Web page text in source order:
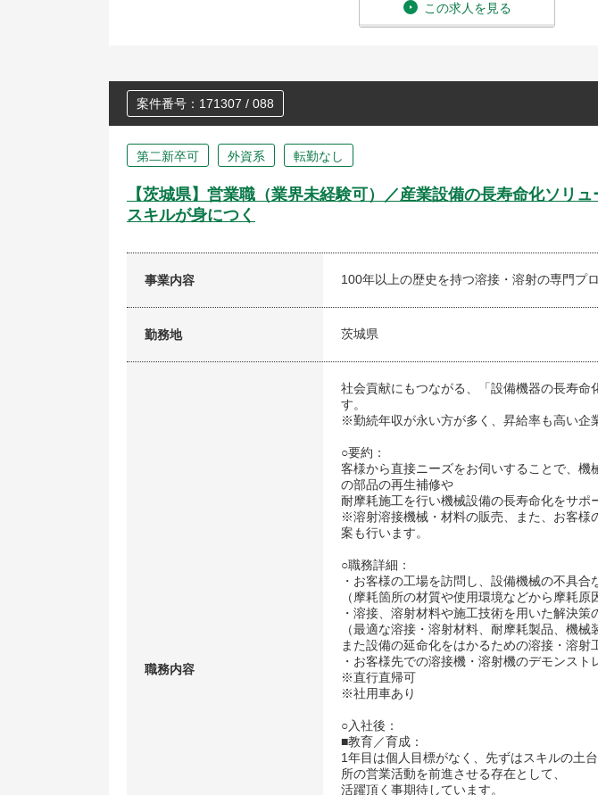
この求人を見る
案件番号：171307 / 088
第二新卒可 外資系 転勤なし
【茨城県】営業職（業界未経験可）／産業設備の長寿命化ソリ
スキルが身につく
事業内容 100年以上の歴史を持つ溶接・溶射の専門プ
勤務地 茨城県
職務内容
社会貢献にもつながる、「設備機器の長寿命
す。
※勤続年収が永い方が多く、昇給率も高い企
○要約：
客様から直接ニーズをお伺いすることで、機
の部品の再生補修や
耐摩耗施工を行い機械設備の長寿命化をサポ
※溶射溶接機械・材料の販売、また、お客様
案も行います。
○職務詳細：
・お客様の工場を訪問し、設備機械の不具
（摩耗箇所の材質や使用環境などから摩耗原
・溶接、溶射材料や施工技術を用いた解決策
（最適な溶接・溶射材料、耐摩耗製品、機械
また設備の延命化をはかるための溶接・溶射
・お客様先での溶接機・溶射機のデモンスト
※直行直帰可
※社用車あり
○入社後：
■教育／育成：
1年目は個人目標がなく、先ずはスキルの土
所の営業活動を前進させる存在として、
活躍頂く事期待しています。